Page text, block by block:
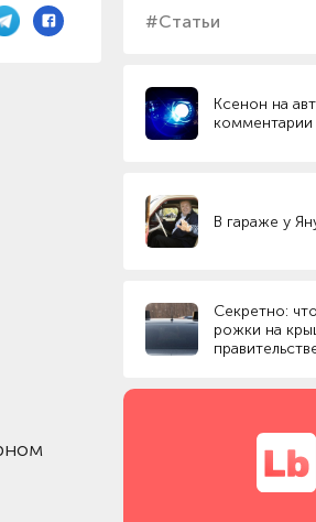
#Статьи
Ксенон на
комментарии
В гараже у
Секретно:
рожки на